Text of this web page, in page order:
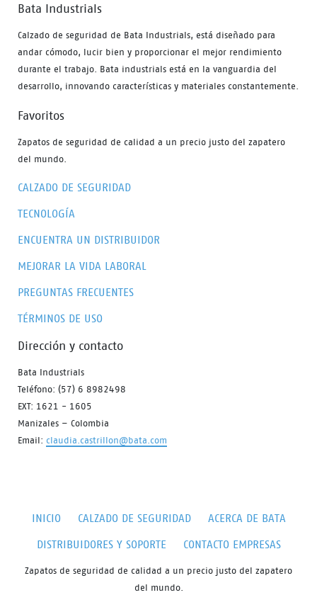
Bata Industrials
Calzado de seguridad de Bata Industrials, está diseñado para
andar cómodo, lucir bien y proporcionar el mejor rendimiento
durante el trabajo. Bata industrials está en la vanguardia del
desarrollo, innovando características y materiales constantemente.
Favoritos
Zapatos de seguridad de calidad a un precio justo del zapatero
del mundo.
CALZADO DE SEGURIDAD
TECNOLOGÍA
ENCUENTRA UN DISTRIBUIDOR
MEJORAR LA VIDA LABORAL
PREGUNTAS FRECUENTES
TÉRMINOS DE USO
Dirección y contacto
Bata Industrials
Teléfono: (57) 6 8982498
EXT: 1621 - 1605
Manizales – Colombia
Email: claudia.castrillon@bata.com
INICIO CALZADO DE SEGURIDAD
ACERCA DE BATA
DISTRIBUIDORES Y SOPORTE
CONTACTO EMPRESAS
Zapatos de seguridad de calidad a un precio justo del zapatero
del mundo.